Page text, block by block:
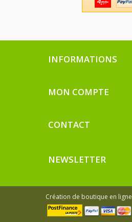
INFORMATIONS
MON COMPTE
CONTACT
NEWSLETTER
Création de boutique en ligne